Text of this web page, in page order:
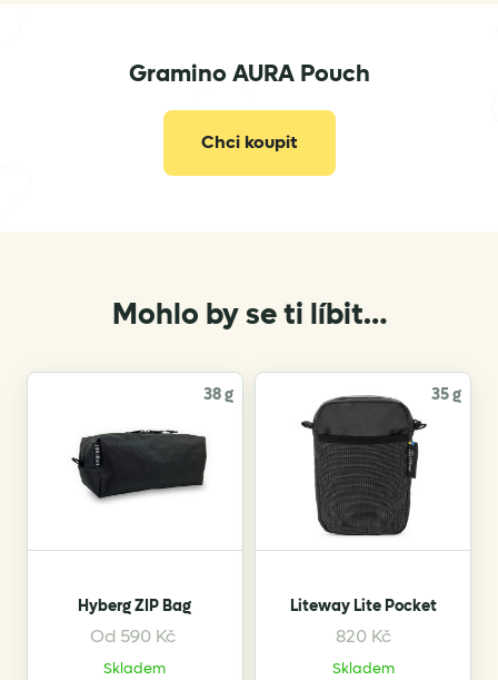
Gramino AURA Pouch
Chci koupit
Mohlo by se ti líbit…
38 g
Hyberg ZIP Bag
Od 590 Kč
Skladem
This
product
35 g
Liteway Lite Pocket
820 Kč
Skladem
This
product